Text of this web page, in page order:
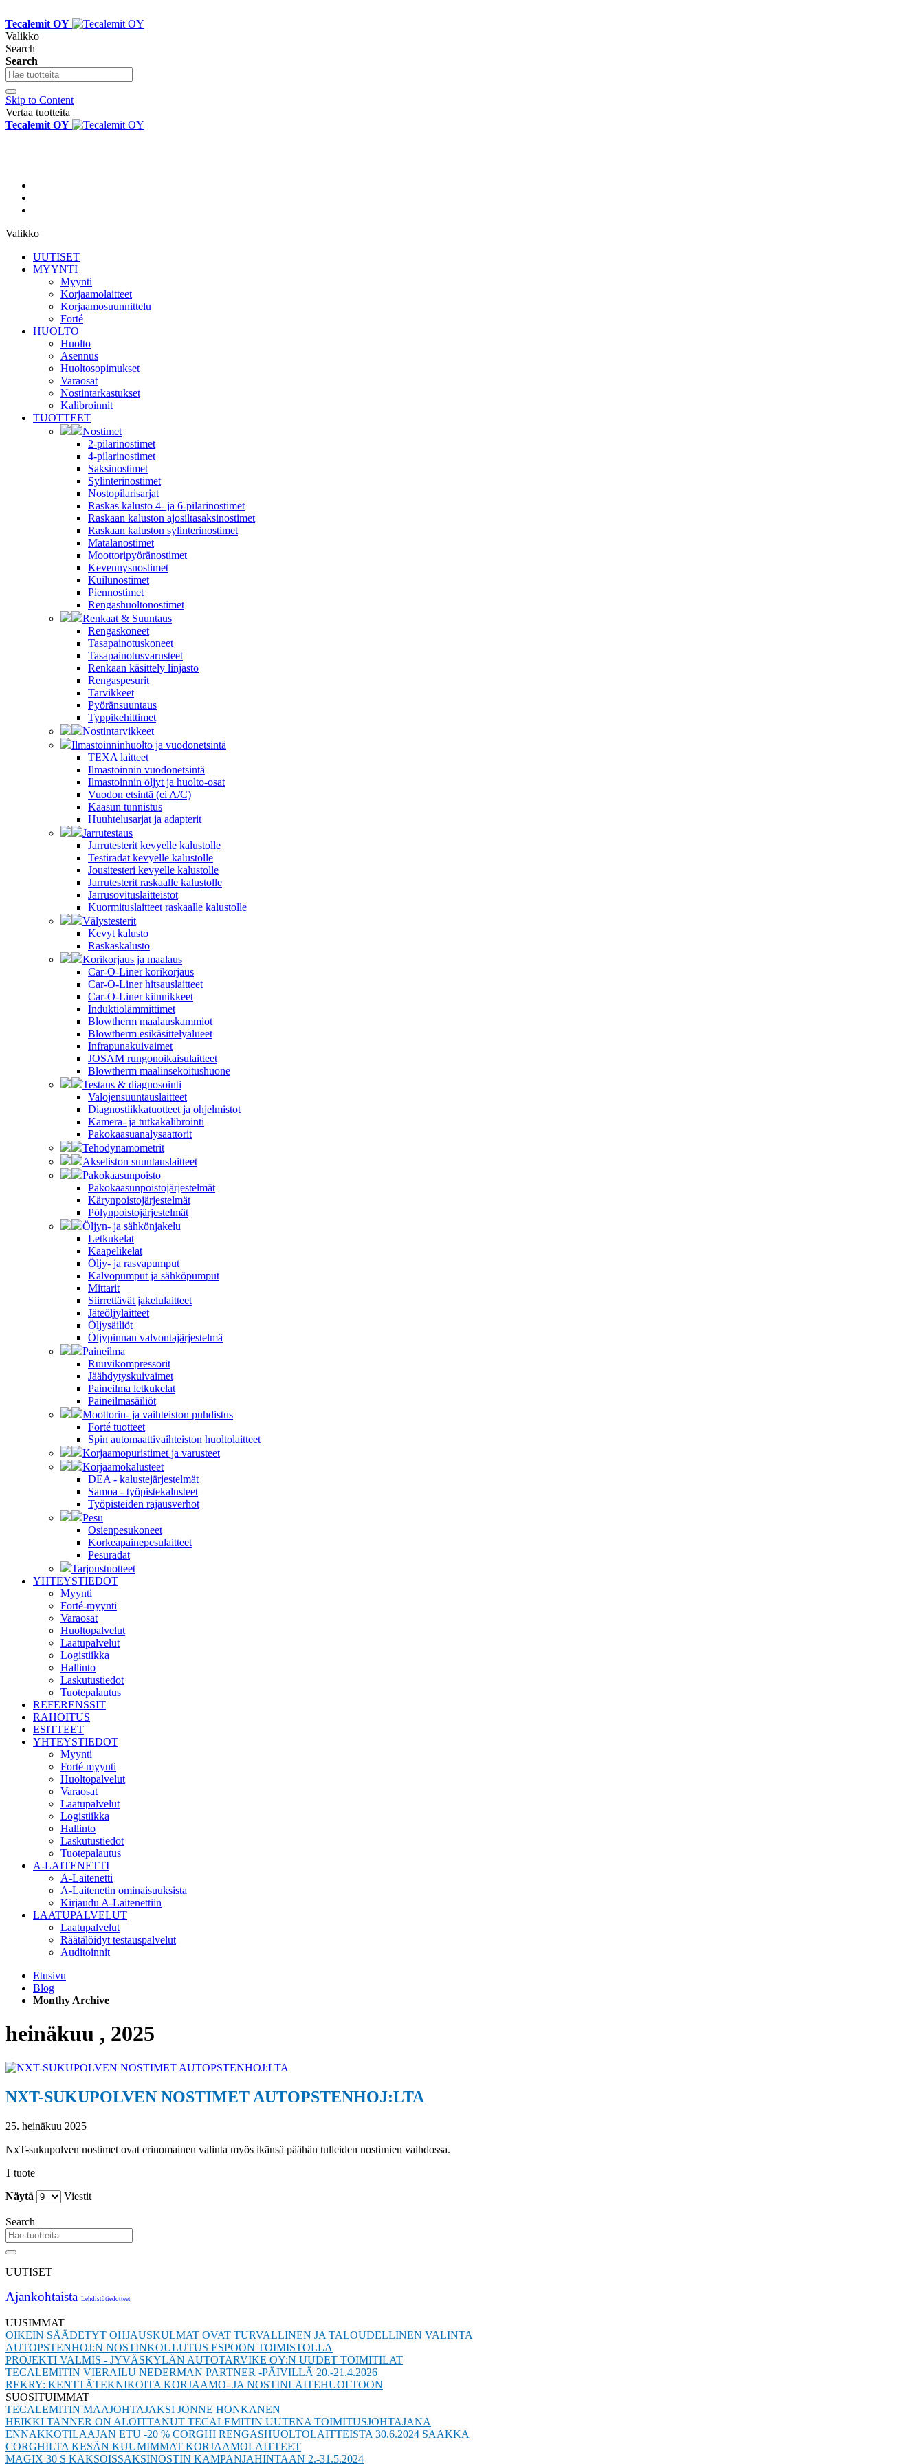
Tecalemit OY
Valikko
Search
Search
Skip to Content
Vertaa tuotteita
Tecalemit OY
Valikko
UUTISET
MYYNTI
Myynti
Korjaamolaitteet
Korjaamosuunnittelu
Forté
HUOLTO
Huolto
Asennus
Huoltosopimukset
Varaosat
Nostintarkastukset
Kalibroinnit
TUOTTEET
Nostimet
2-pilarinostimet
4-pilarinostimet
Saksinostimet
Sylinterinostimet
Nostopilarisarjat
Raskas kalusto 4- ja 6-pilarinostimet
Raskaan kaluston ajosiltasaksinostimet
Raskaan kaluston sylinterinostimet
Matalanostimet
Moottoripyöränostimet
Kevennysnostimet
Kuilunostimet
Piennostimet
Rengashuoltonostimet
Renkaat & Suuntaus
Rengaskoneet
Tasapainotuskoneet
Tasapainotusvarusteet
Renkaan käsittely linjasto
Rengaspesurit
Tarvikkeet
Pyöränsuuntaus
Typpikehittimet
Nostintarvikkeet
Ilmastoinninhuolto ja vuodonetsintä
TEXA laitteet
Ilmastoinnin vuodonetsintä
Ilmastoinnin öljyt ja huolto-osat
Vuodon etsintä (ei A/C)
Kaasun tunnistus
Huuhtelusarjat ja adapterit
Jarrutestaus
Jarrutesterit kevyelle kalustolle
Testiradat kevyelle kalustolle
Jousitesteri kevyelle kalustolle
Jarrutesterit raskaalle kalustolle
Jarrusovituslaitteistot
Kuormituslaitteet raskaalle kalustolle
Välystesterit
Kevyt kalusto
Raskaskalusto
Korikorjaus ja maalaus
Car-O-Liner korikorjaus
Car-O-Liner hitsauslaitteet
Car-O-Liner kiinnikkeet
Induktiolämmittimet
Blowtherm maalauskammiot
Blowtherm esikäsittelyalueet
Infrapunakuivaimet
JOSAM rungonoikaisulaitteet
Blowtherm maalinsekoitushuone
Testaus & diagnosointi
Valojensuuntauslaitteet
Diagnostiikkatuotteet ja ohjelmistot
Kamera- ja tutkakalibrointi
Pakokaasuanalysaattorit
Tehodynamometrit
Akseliston suuntauslaitteet
Pakokaasunpoisto
Pakokaasunpoistojärjestelmät
Kärynpoistojärjestelmät
Pölynpoistojärjestelmät
Öljyn- ja sähkönjakelu
Letkukelat
Kaapelikelat
Öljy- ja rasvapumput
Kalvopumput ja sähköpumput
Mittarit
Siirrettävät jakelulaitteet
Jäteöljylaitteet
Öljysäiliöt
Öljypinnan valvontajärjestelmä
Paineilma
Ruuvikompressorit
Jäähdytyskuivaimet
Paineilma letkukelat
Paineilmasäiliöt
Moottorin- ja vaihteiston puhdistus
Forté tuotteet
Spin automaattivaihteiston huoltolaitteet
Korjaamopuristimet ja varusteet
Korjaamokalusteet
DEA - kalustejärjestelmät
Samoa - työpistekalusteet
Työpisteiden rajausverhot
Pesu
Osienpesukoneet
Korkeapainepesulaitteet
Pesuradat
Tarjoustuotteet
YHTEYSTIEDOT
Myynti
Forté-myynti
Varaosat
Huoltopalvelut
Laatupalvelut
Logistiikka
Hallinto
Laskutustiedot
Tuotepalautus
REFERENSSIT
RAHOITUS
ESITTEET
YHTEYSTIEDOT
Myynti
Forté myynti
Huoltopalvelut
Varaosat
Laatupalvelut
Logistiikka
Hallinto
Laskutustiedot
Tuotepalautus
A-LAITENETTI
A-Laitenetti
A-Laitenetin ominaisuuksista
Kirjaudu A-Laitenettiin
LAATUPALVELUT
Laatupalvelut
Räätälöidyt testauspalvelut
Auditoinnit
Etusivu
Blog
Monthy Archive
heinäkuu , 2025
NXT-SUKUPOLVEN NOSTIMET AUTOPSTENHOJ:LTA
25. heinäkuu 2025
NxT-sukupolven nostimet ovat erinomainen valinta myös ikänsä päähän tulleiden nostimien vaihdossa.
1 tuote
Näytä
Viestit
Search
UUTISET
Ajankohtaista Lehdistötiedotteet
UUSIMMAT
OIKEIN SÄÄDETYT OHJAUSKULMAT OVAT TURVALLINEN JA TALOUDELLINEN VALINTA
AUTOPSTENHOJ:N NOSTINKOULUTUS ESPOON TOIMISTOLLA
PROJEKTI VALMIS - JYVÄSKYLÄN AUTOTARVIKE OY:N UUDET TOIMITILAT
TECALEMITIN VIERAILU NEDERMAN PARTNER -PÄIVILLÄ 20.-21.4.2026
REKRY: KENTTÄTEKNIKOITA KORJAAMO- JA NOSTINLAITEHUOLTOON
SUOSITUIMMAT
TECALEMITIN MAAJOHTAJAKSI JONNE HONKANEN
HEIKKI TANNER ON ALOITTANUT TECALEMITIN UUTENA TOIMITUSJOHTAJANA
ENNAKKOTILAAJAN ETU -20 % CORGHI RENGASHUOLTOLAITTEISTA 30.6.2024 SAAKKA
CORGHILTA KESÄN KUUMIMMAT KORJAAMOLAITTEET
MAGIX 30 S KAKSOISSAKSINOSTIN KAMPANJAHINTAAN 2.-31.5.2024